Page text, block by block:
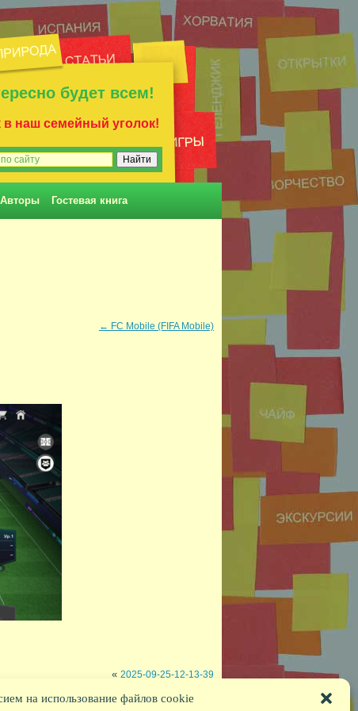
на использование файлов cookie
будет всем!
в наш семейный уголок!
Авторы Гостевая книга
← FC Mobile (FIFA Mobile)
« 2025-09-25-12-13-39